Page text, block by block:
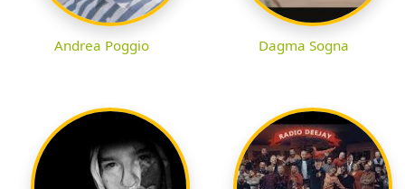
Andrea Poggio Dagma Sogna